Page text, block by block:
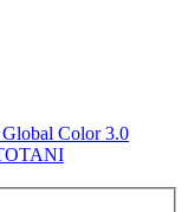
Color 3.0